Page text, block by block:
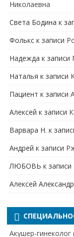
Николаевна
Света Бодина к
Фолькс к записи
Надежда к записи
Наталья к записи
Пациент к записи
Алексей к записи
Варвара Н. к
Андрей к записи
ЛЮБОВЬ к записи
Алексей
Акушер-гинеколог